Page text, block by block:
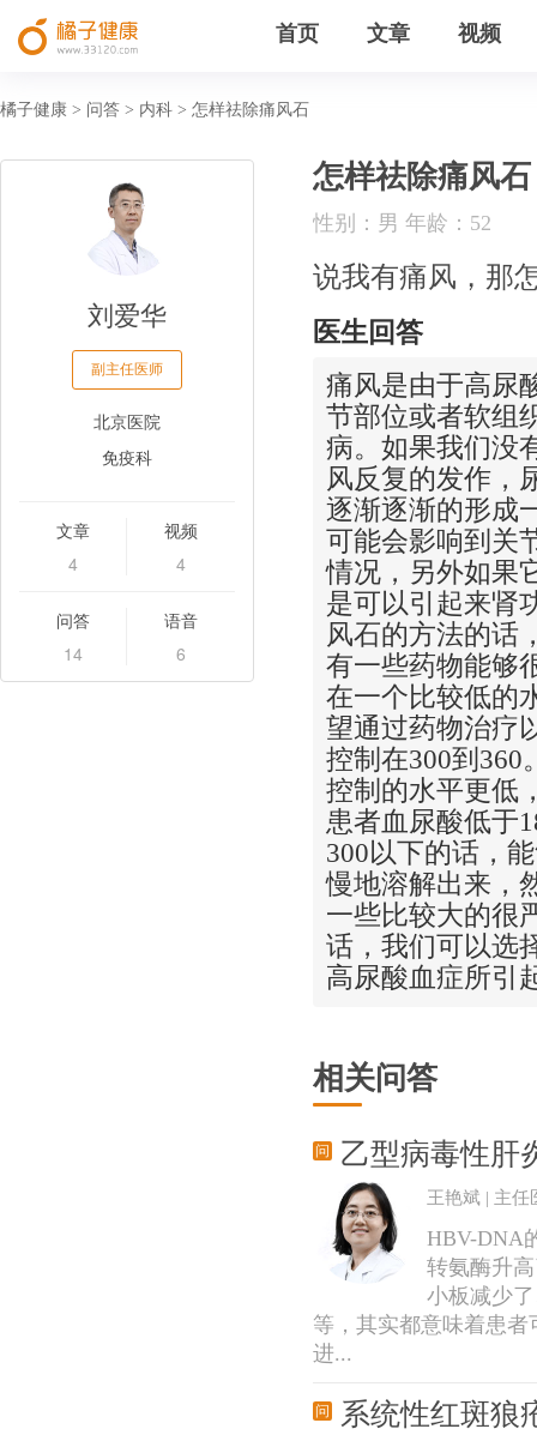
首页 文章 视频
橘子健康 > 问答 > 内科 > 怎样祛除痛风石
刘爱华
副主任医师
北京医院
免疫科
文章
4
视频
4
问答
14
语音
6
怎样祛除痛风石
性别：男 年龄：52
说我有痛风，那
医生回答
痛风是由于高尿
节部位或者软组
病。如果我们没
风反复的发作，
逐渐逐渐的形成
可能会影响到关
情况，另外如果
是可以引起来肾
风石的方法的话
有一些药物能够
在一个比较低的
望通过药物治疗
控制在300到360
控制的水平更低
患者血尿酸低于
300以下的话，
慢地溶解出来，
一些比较大的很
话，我们可以选
高尿酸血症所引
相关问答
乙型病毒性肝
王艳斌 | 主任
HBV-DNA
转氨酶升
小板减少
等，其实都意味着患
进...
系统性红斑狼